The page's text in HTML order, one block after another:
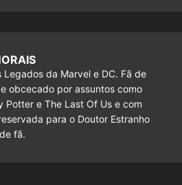
Legados da Marvel e DC. Fã de
obcecado por assuntos como
Potter e The Last Of Us e com
para o Doutor Estranho
fã.